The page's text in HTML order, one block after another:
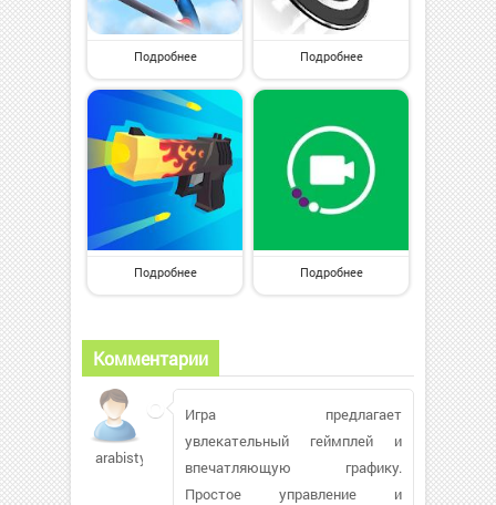
Подробнее Подробнее
Подробнее Подробнее
Комментарии
arabisty343
Игра предлагает
увлекательный геймплей и
впечатляющую графику.
Простое управление и